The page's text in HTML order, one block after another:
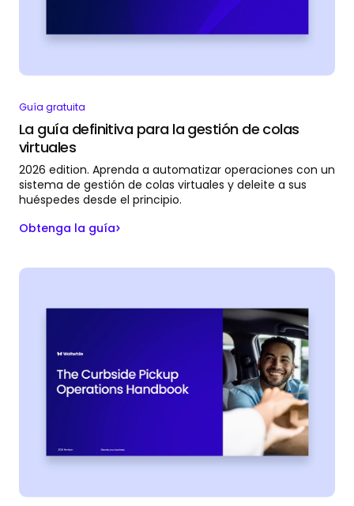
Guía gratuita
La guía definitiva para la gestión de colas
virtuales
2026 edition. Aprenda a automatizar operaciones con un
sistema de gestión de colas virtuales y deleite a sus
huéspedes desde el principio.
Obtenga la guía